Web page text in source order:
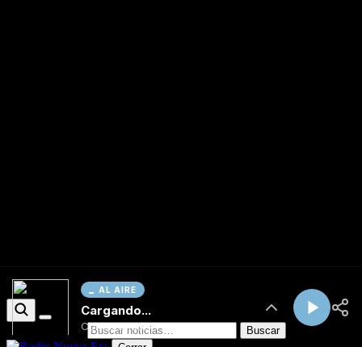
AL AIRE
Cargando...
Conectando...